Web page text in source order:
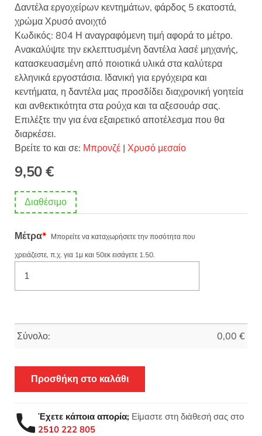
Δαντέλα εργοχείρων κεντημάτων, φάρδος 5 εκατοστά,
χρώμα Χρυσό ανοιχτό
Κωδικός: 804 Η αναγραφόμενη τιμή αφορά το μέτρο.
Ανακαλύψτε την εκλεπτυσμένη δαντέλα λασέ μηχανής,
κατασκευασμένη από ποιοτικά υλικά στα καλύτερα
ελληνικά εργοστάσια. Ιδανική για εργόχειρα και
κεντήματα, η δαντέλα μας προσδίδει διαχρονική γοητεία
και ανθεκτικότητα στα ρούχα και τα αξεσουάρ σας.
Επιλέξτε την για ένα εξαιρετικό αποτέλεσμα που θα
διαρκέσει.
Βρείτε το και σε: Μπρονζέ | Χρυσό μεσαίο
9,50€
Διαθέσιμο
Μέτρα* Μπορείτε να καταχωρήσετε την ποσότητα που
χρειάζεστε, π.χ. για 1μ και 50εκ εισάγετε 1.50.
Σύνολο: 0,00 €
Προσθήκη στο καλάθι
Έχετε κάποια απορία; Είμαστε στη διάθεσή σας στο
2510 222 805